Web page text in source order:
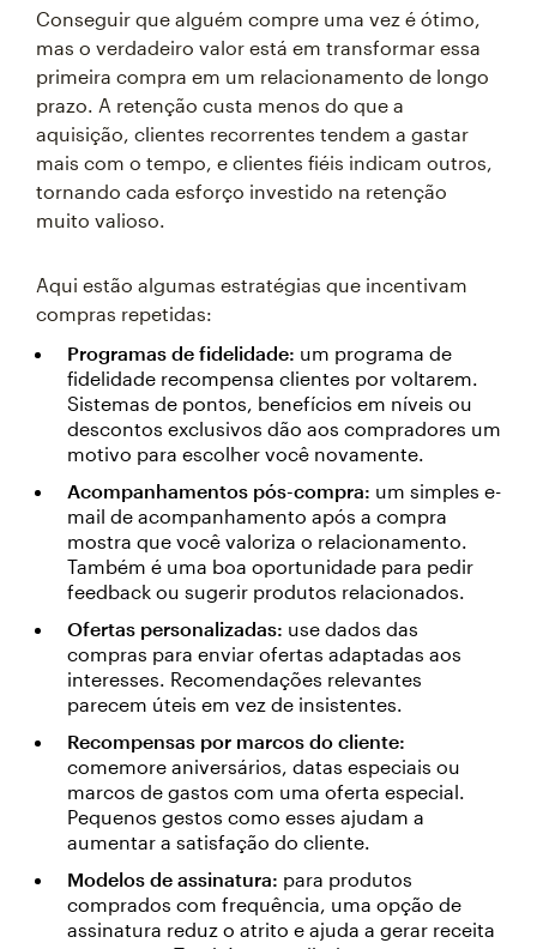
Conseguir que alguém compre uma vez é ótimo,
mas o verdadeiro valor está em transformar essa
primeira compra em um relacionamento de longo
prazo. A retenção custa menos do que a
aquisição, clientes recorrentes tendem a gastar
mais com o tempo, e clientes fiéis indicam outros,
tornando cada esforço investido na retenção
muito valioso.
Aqui estão algumas estratégias que incentivam
compras repetidas:
Programas de fidelidade: um programa de
fidelidade recompensa clientes por voltarem.
Sistemas de pontos, benefícios em níveis ou
descontos exclusivos dão aos compradores um
motivo para escolher você novamente.
Acompanhamentos pós-compra: um simples e-
mail de acompanhamento após a compra
mostra que você valoriza o relacionamento.
Também é uma boa oportunidade para pedir
feedback ou sugerir produtos relacionados.
Ofertas personalizadas: use dados das
compras para enviar ofertas adaptadas aos
interesses. Recomendações relevantes
parecem úteis em vez de insistentes.
Recompensas por marcos do cliente:
comemore aniversários, datas especiais ou
marcos de gastos com uma oferta especial.
Pequenos gestos como esses ajudam a
aumentar a satisfação do cliente.
Modelos de assinatura: para produtos
comprados com frequência, uma opção de
assinatura reduz o atrito e ajuda a gerar receita